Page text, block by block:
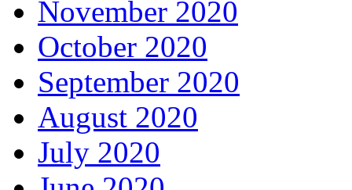
November 2020
October 2020
September 2020
August 2020
July 2020